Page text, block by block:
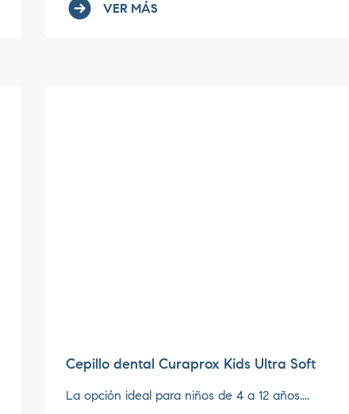
VER MÁS
Cepillo dental Curaprox Kids Ultra Soft
La opción ideal para niños de 4 a 12 años....